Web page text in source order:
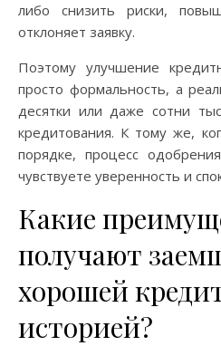
либо снизить риски,
отклоняет заявку.
Поэтому улучшение
просто формальность, а
десятки или даже сотни
кредитования. К тому же,
порядке, процесс
чувствуете уверенность и
Какие
получают
хорошей
историей?